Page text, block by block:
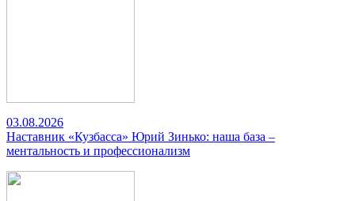
03.08.2026
Наставник «Кузбасса» Юрий Зинько: наша база –
ментальность и профессионализм